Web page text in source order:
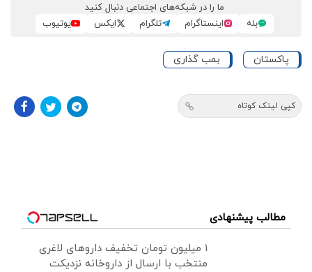
ما را در شبکه‌های اجتماعی دنبال کنید
بله
اینستاگرام تلگرام ایکس یوتیوب
پاکستان بمب گذاری
کپی لینک کوتاه
مطالب پیشنهادی
۱ میلیون تومان تخفیف داروهای لاغری
منتخب با ارسال از داروخانه نزدیکت